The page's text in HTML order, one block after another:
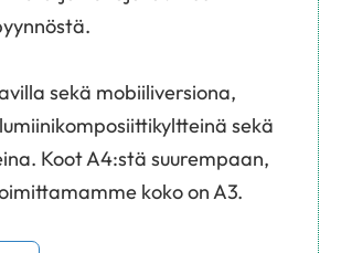
sekä mobiiliversiona,
sekä
Koot A4:stä suurempaan,
koko on A3.